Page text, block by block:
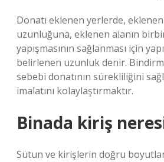
Donatı eklenen yerlerde,
uzunluğuna, eklenen alanın
yapışmasının sağlanması için
belirlenen uzunluk denir.
sebebi donatının sürekliliğini
imalatını kolaylaştırmaktır.
Binada kiriş
Sütun ve kirişlerin doğru